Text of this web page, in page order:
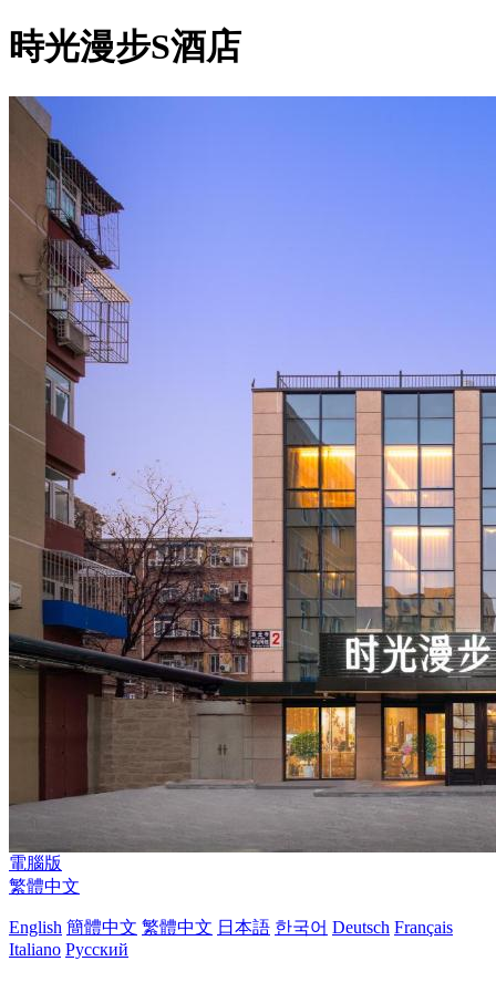
時光漫步S酒店
電腦版
繁體中文
English 簡體中文 繁體中文 日本語 한국어 Deutsch Français
Italiano Русский